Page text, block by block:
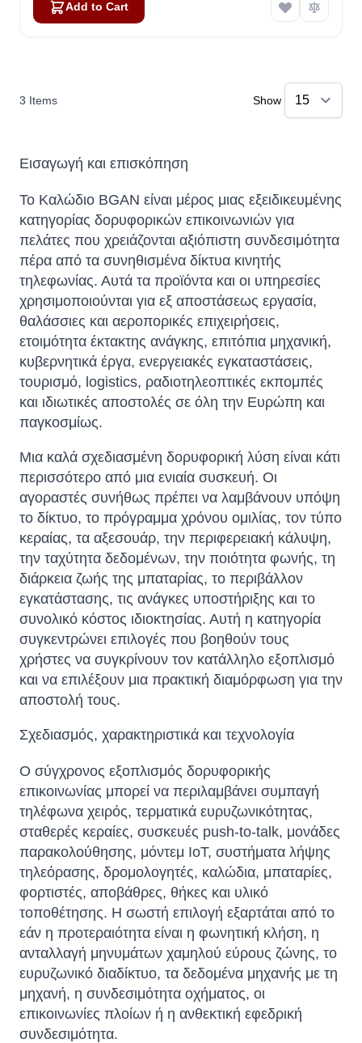
Add to Cart
3 Items Show
Εισαγωγή και επισκόπηση
Το Καλώδιο BGAN είναι μέρος μιας εξειδικευμένης
κατηγορίας δορυφορικών επικοινωνιών για
πελάτες που χρειάζονται αξιόπιστη συνδεσιμότητα
πέρα ​​από τα συνηθισμένα δίκτυα κινητής
τηλεφωνίας. Αυτά τα προϊόντα και οι υπηρεσίες
χρησιμοποιούνται για εξ αποστάσεως εργασία,
θαλάσσιες και αεροπορικές επιχειρήσεις,
ετοιμότητα έκτακτης ανάγκης, επιτόπια μηχανική,
κυβερνητικά έργα, ενεργειακές εγκαταστάσεις,
τουρισμό, logistics, ραδιοτηλεοπτικές εκπομπές
και ιδιωτικές αποστολές σε όλη την Ευρώπη και
παγκοσμίως.
Μια καλά σχεδιασμένη δορυφορική λύση είναι κάτι
περισσότερο από μια ενιαία συσκευή. Οι
αγοραστές συνήθως πρέπει να λαμβάνουν υπόψη
το δίκτυο, το πρόγραμμα χρόνου ομιλίας, τον τύπο
κεραίας, τα αξεσουάρ, την περιφερειακή κάλυψη,
την ταχύτητα δεδομένων, την ποιότητα φωνής, τη
διάρκεια ζωής της μπαταρίας, το περιβάλλον
εγκατάστασης, τις ανάγκες υποστήριξης και το
συνολικό κόστος ιδιοκτησίας. Αυτή η κατηγορία
συγκεντρώνει επιλογές που βοηθούν τους
χρήστες να συγκρίνουν τον κατάλληλο εξοπλισμό
και να επιλέξουν μια πρακτική διαμόρφωση για την
αποστολή τους.
Σχεδιασμός, χαρακτηριστικά και τεχνολογία
Ο σύγχρονος εξοπλισμός δορυφορικής
επικοινωνίας μπορεί να περιλαμβάνει συμπαγή
τηλέφωνα χειρός, τερματικά ευρυζωνικότητας,
σταθερές κεραίες, συσκευές push-to-talk, μονάδες
παρακολούθησης, μόντεμ IoT, συστήματα λήψης
τηλεόρασης, δρομολογητές, καλώδια, μπαταρίες,
φορτιστές, αποβάθρες, θήκες και υλικό
τοποθέτησης. Η σωστή επιλογή εξαρτάται από το
εάν η προτεραιότητα είναι η φωνητική κλήση, η
ανταλλαγή μηνυμάτων χαμηλού εύρους ζώνης, το
ευρυζωνικό διαδίκτυο, τα δεδομένα μηχανής με τη
μηχανή, η συνδεσιμότητα οχήματος, οι
επικοινωνίες πλοίων ή η ανθεκτική εφεδρική
συνδεσιμότητα.